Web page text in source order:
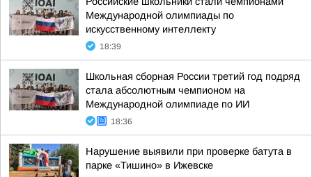
Международной олимпиады по
искусственному интеллекту
18:39
Школьная сборная России третий год подряд
стала абсолютным чемпионом на
Международной олимпиаде по ИИ
18:36
Нарушение выявили при проверке батута в
парке «Тишино» в Ижевске